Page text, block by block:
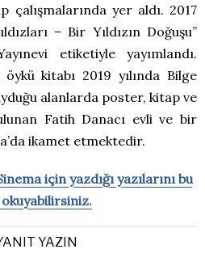
çalışmalarında yer aldı. 2017
– Bir Yıldızın Doğuşu”
etiketiyle yayımlandı.
kitabı 2019 yılında Bilge
alanlarda poster, kitap ve
Fatih Danacı evli ve bir
ikamet etmektedir.
için yazdığı yazılarını bu
YAZIN